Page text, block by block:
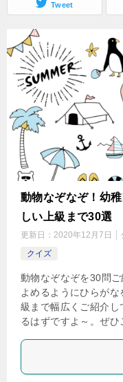
Tweet
動物なぞなぞ！幼
しい上級まで30選
更新日： 2020年12月7日
クイズ
動物なぞなぞを30問
よめるようにひらが
級まで幅広くご紹介
るはずですよ～。ぜひ